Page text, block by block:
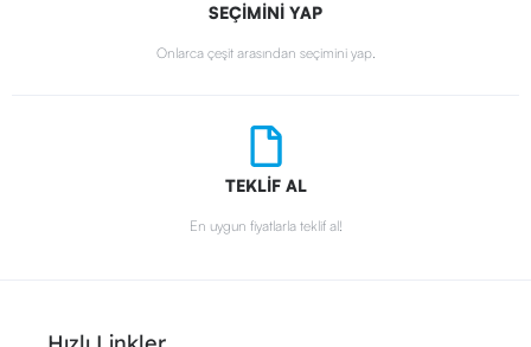
SEÇİMİNİ YAP
Onlarca çeşit arasından seçimini yap.
TEKLİF AL
En uygun fiyatlarla teklif al!